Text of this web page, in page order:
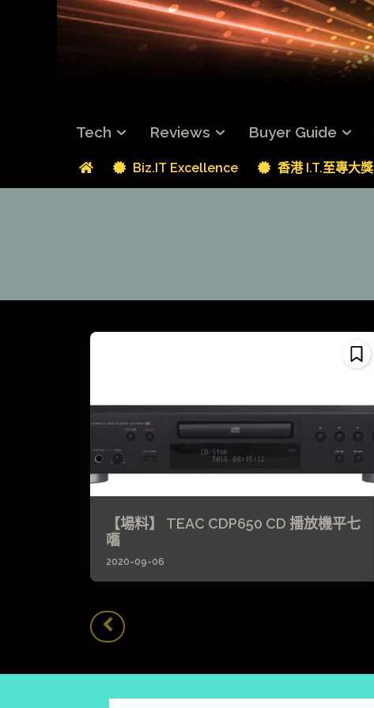
Tech Reviews Buyer Guide
Biz.IT Excellence 香港 I.T.至專大獎
【場料】 TEAC CDP650 CD 播放機平七
嚿
2020-09-06